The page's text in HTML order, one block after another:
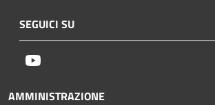
SEGUICI SU
AMMINISTRAZIONE